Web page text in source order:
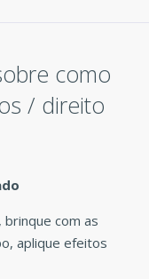
como
/ direito
com as
aplique efeitos